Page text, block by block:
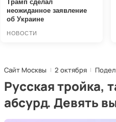
Сайт Москвы 2 октября
Русская тройка,
абсурд. Девять